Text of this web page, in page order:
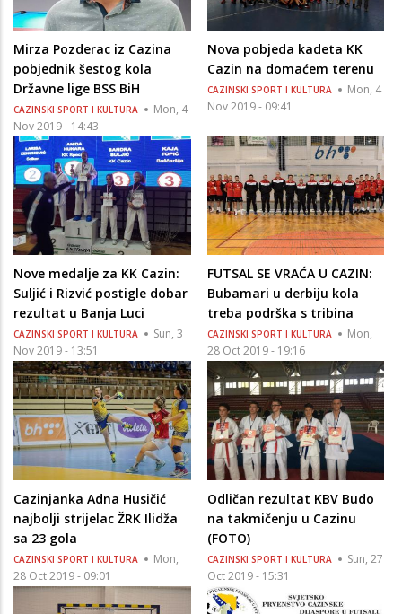
Mirza Pozderac iz Cazina
pobjednik šestog kola
Državne lige BSS BiH
CAZINSKI SPORT I KULTURA
Mon, 4
Nov 2019 - 14:43
Nova pobjeda kadeta KK
Cazin na domaćem terenu
CAZINSKI SPORT I KULTURA
Mon, 4
Nov 2019 - 09:41
Nove medalje za KK Cazin:
Suljić i Rizvić postigle dobar
rezultat u Banja Luci
CAZINSKI SPORT I KULTURA
Sun, 3
Nov 2019 - 13:51
FUTSAL SE VRAĆA U CAZIN:
Bubamari u derbiju kola
treba podrška s tribina
CAZINSKI SPORT I KULTURA
Mon,
28 Oct 2019 - 19:16
Cazinjanka Adna Husičić
najbolji strijelac ŽRK Ilidža
sa 23 gola
CAZINSKI SPORT I KULTURA
Mon,
28 Oct 2019 - 09:01
Odličan rezultat KBV Budo
na takmičenju u Cazinu
(FOTO)
CAZINSKI SPORT I KULTURA
Sun, 27
Oct 2019 - 15:31